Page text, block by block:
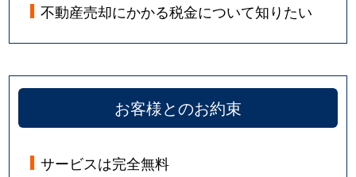
不動産売却にかかる税金について知りたい
お客様とのお約束
サービスは完全無料